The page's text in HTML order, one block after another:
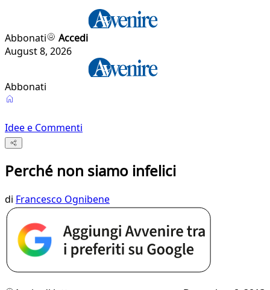
Abbonati
Accedi
August 8, 2026
Abbonati
Idee e Commenti
Perché non siamo infelici
di Francesco Ognibene